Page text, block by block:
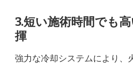
3.短い施術時間でも
揮
強力な冷却システムにより、